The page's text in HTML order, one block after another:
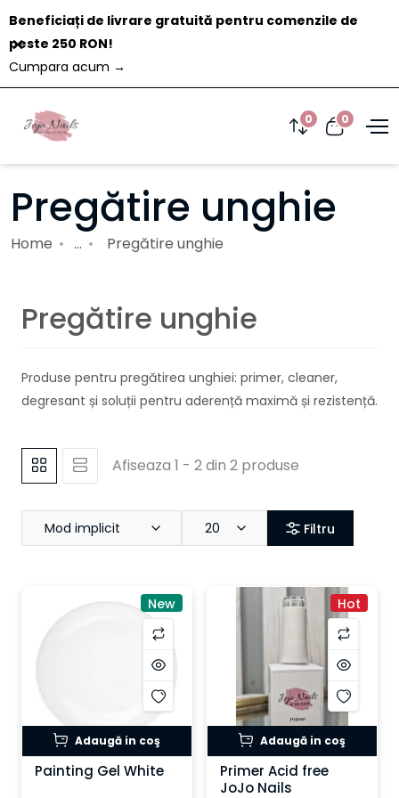
Beneficiați de livrare gratuită pentru comenzile de
peste 250 RON!
Cumpara acum →
Închide
0 0
Pregătire unghie
Home ... Pregătire unghie
Pregătire unghie
Produse pentru pregătirea unghiei: primer, cleaner,
degresant și soluții pentru aderență maximă și rezistență.
Afiseaza 1 - 2 din 2 produse
Mod implicit 20 Filtru
New
Adaugă in coş
Painting Gel White
Hot
Adaugă in coş
Primer Acid free
JoJo Nails